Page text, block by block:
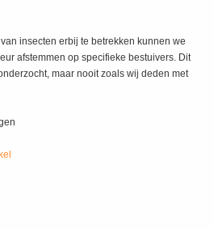
insecten erbij te betrekken kunnen we
afstemmen op specifieke bestuivers. Dit
maar nooit zoals wij deden met